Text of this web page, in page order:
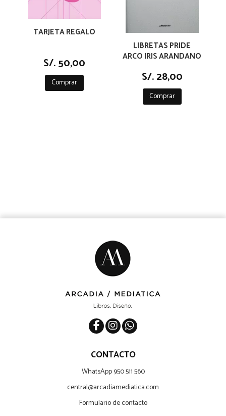
TARJETA REGALO
S/. 50,00
Comprar
LIBRETAS PRIDE
ARCO IRIS ARANDANO
S/. 28,00
Comprar
CONTACTO
WhatsApp 950 511 560
central@arcadiamediatica.com
Formulario de contacto